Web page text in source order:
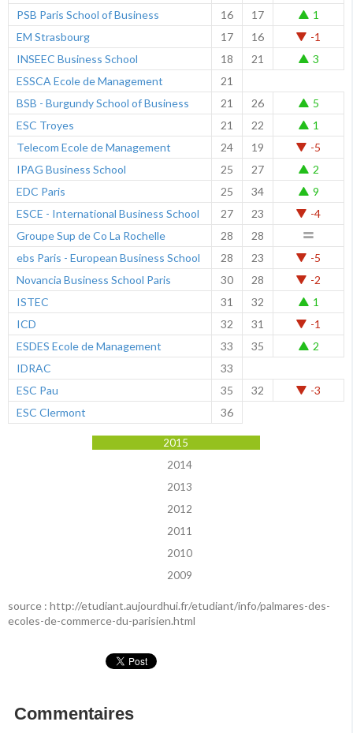
PSB Paris School of Business
16 17
1
EM Strasbourg
17 16
-1
INSEEC Business School
18 21
3
ESSCA Ecole de Management
21
BSB - Burgundy School of Business
21 26
5
ESC Troyes
21 22
1
Telecom Ecole de Management
24 19
-5
IPAG Business School
25 27
2
EDC Paris
25 34
9
ESCE - International Business School
27 23
-4
Groupe Sup de Co La Rochelle
28
28
ebs Paris - European Business School
28 23
-5
Novancia Business School Paris
30 28
-2
ISTEC
31 32
1
ICD
32 31
-1
ESDES Ecole de Management
33 35
2
IDRAC
33
ESC Pau
35 32
-3
ESC Clermont
36
2015
2014
2013
2012
2011
2010
2009
source : http://etudiant.aujourdhui.fr/etudiant/info/palmares-des-
ecoles-de-commerce-du-parisien.html
Commentaires